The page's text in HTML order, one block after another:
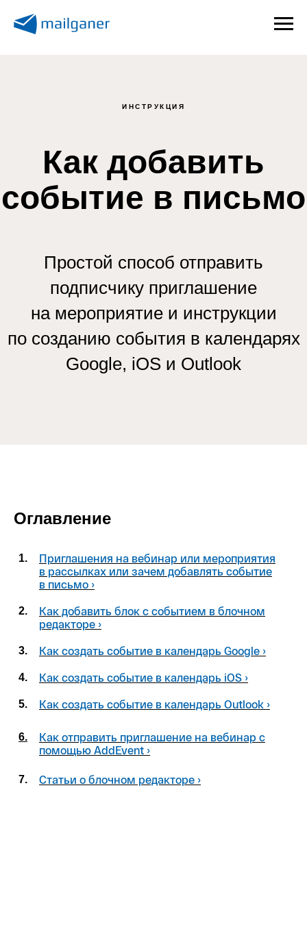
ИНСТРУКЦИЯ
Как добавить
событие в письмо
Простой способ отправить
подписчику приглашение
на мероприятие и инструкции
по созданию события в календарях
Google, iOS и Outlook
Оглавление
1.
Приглашения на вебинар или мероприятия
в рассылках или зачем добавлять событие
в письмо ›
2.
Как добавить блок с событием в блочном
редакторе ›
3. Как создать событие в календарь Google ›
4. Как создать событие в календарь iOS ›
5. Как создать событие в календарь Outlook ›
7. Статьи о блочном редакторе ›
6.
Как отправить приглашение на вебинар с
помощью AddEvent ›